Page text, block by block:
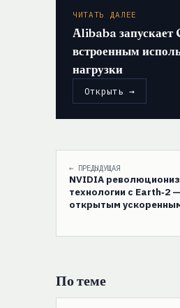
ЧИТАТЬ ДАЛЕЕ
Alibaba
встроенным
нагрузки
Открыть →
← ПРЕДЫДУЩАЯ
NVIDIA
технологии с
открытым
По теме